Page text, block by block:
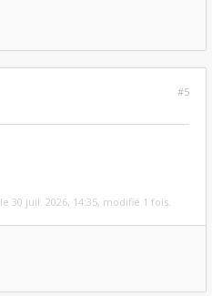
#5
le 30 juil. 2026, 14:35, modifié 1 fois.